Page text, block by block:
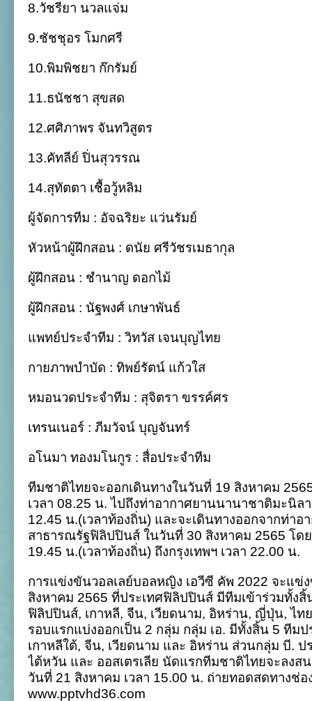
8.วัชรียา นวลแจ่ม
9.ชัชชุอร โมกศรี
10.พิมพิชยา ก๊กรัมย์
11.ธนัชชา สุขสด
12.ศศิภาพร จันทวิสูตร
13.คัทลีย์ ปิ่นสุวรรณ
14.สุทัตตา เชื้อวู้หลิม
ผู้จัดการทีม : อัจฉริยะ แว่นรัมย์
หัวหน้าผู้ฝึกสอน : ดนัย ศรีวัชรเมธากุล
ผู้ฝึกสอน : ชำนาญ ดอกไม้
ผู้ฝึกสอน : นัฐพงศ์ เกษาพันธ์
แพทย์ประจำทีม : วิทวัส เจนบุญไทย
กายภาพบำบัด : ทิพย์รัตน์ แก้วใส
หมอนวดประจำทีม : สุจิตรา ขรรค์ศร
เทรนเนอร์ : ภีมวัจน์ บุญจันทร์
อโนมา ทองมโนกูร : สื่อประจำทีม
ทีมชาติไทยจะออกเดินทางในวันที่ 19 สิงหาคม
เวลา 08.25 น. ไปถึงท่าอากาศยานนานาชาติมะนิล
12.45 น.(เวลาท้องถิ่น) และจะเดินทางออกจากท่า
สาธารณรัฐฟิลิปปินส์ ในวันที่ 30 สิงหาคม 2565 โดย
19.45 น.(เวลาท้องถิ่น) ถึงกรุงเทพฯ เวลา 22.00 น.
การแข่งขันวอลเลย์บอลหญิง เอวีซี คัพ 2022 จะแข่
สิงหาคม 2565 ที่ประเทศฟิลิปปินส์ มีทีมเข้าร่วมทั้ง
ฟิลิปปินส์, เกาหลี, จีน, เวียดนาม, อิหร่าน, ญี่ปุ่น, ไท
รอบแรกแบ่งออกเป็น 2 กลุ่ม กลุ่ม เอ. มีทั้งสิ้น 5 ทีม
เกาหลีใต้, จีน, เวียดนาม และ อิหร่าน ส่วนกลุ่ม บี.
ไต้หวัน และ ออสเตรเลีย นัดแรกทีมชาติไทยจะลง
วันที่ 21 สิงหาคม เวลา 15.00 น. ถ่ายทอดสดทางช่อ
www.pptvhd36.com